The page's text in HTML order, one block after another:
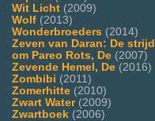
Wit Licht (2009)
Wolf (2013)
Wonderbroeders (2014)
Zeven van Daran: De strijd
om Pareo Rots, De (2007)
Zevende Hemel, De (2016)
Zombibi (2011)
Zomerhitte (2010)
Zwart Water(2009)
Zwartboek (2006)